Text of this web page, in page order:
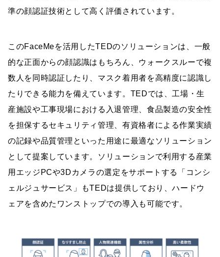
準の顔認証技術として高く評価されています。
このFaceMeを活用したTEDのソリューションは、一般
的な正面からの顔認識はもちろん、ウォークスルーで複
数人を同時認証したり、マスク着用者を高精度に認識し
たりできる能力を備えています。TEDでは、工場・生
産施設や工事現場における入退管理、食品製造の安全性
を担保するセキュリティ管理、有資格者による作業実績
の記録や品質管理といった用途に最適なソリューション
として提案しています。ソリューションで利用する産業
用エッジPCや3Dカメラの選定をサポートする「コンシ
ェルジュサービス」もTEDは提供しており、ハードウ
ェアを含めたワンストップでの導入も可能です。